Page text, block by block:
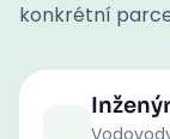
konkrétní